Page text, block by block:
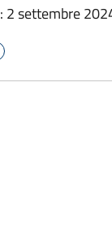
: 2 settembre